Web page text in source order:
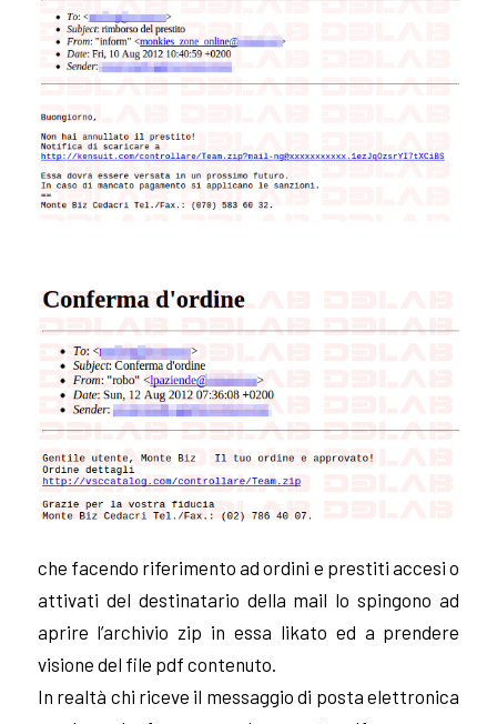
che facendo riferimento ad ordini e prestiti accesi o
attivati del destinatario della mail lo spingono ad
aprire l’archivio zip in essa likato ed a prendere
visione del file pdf contenuto.
In realtà chi riceve il messaggio di posta elettronica